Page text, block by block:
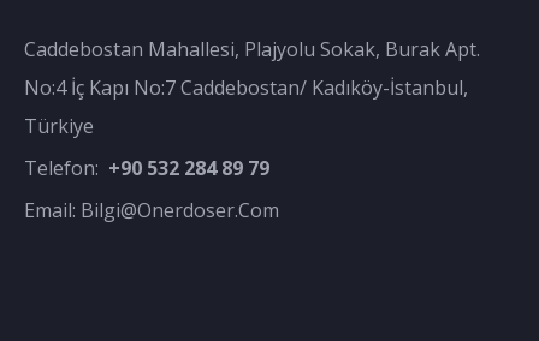
Caddebostan Mahallesi, Plajyolu Sokak, Burak Apt.
No:4 İç Kapı No:7 Caddebostan/ Kadıköy-İstanbul,
Türkiye
Telefon: +90 532 284 89 79
Email: Bilgi@onerdoser.com